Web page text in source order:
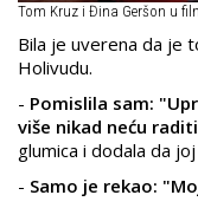
Tom Kruz i Đina Geršon u
Bila je uverena da je
Holivudu.
- Pomislila sam:
više nikad neću
glumica i dodala da
- Samo je rekao: